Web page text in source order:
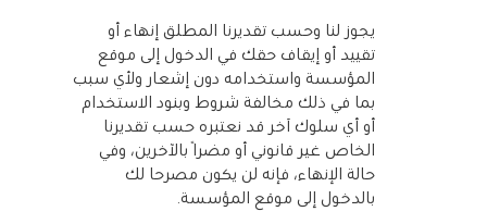
يجوز لنا وحسب تقديرنا المطلق إنهاء أو
تقييد أو إيقاف حقك في الدخول إلى موقع
المؤسسة واستخدامه دون إشعار ولأي سبب
بما في ذلك مخالفة شروط وبنود الاستخدام
أو أي سلوك آخر قد نعتبره حسب تقديرنا
الخاص غير قانوني أو مضرًا بالآخرين، وفي
حالة الإنهاء، فإنه لن يكون مصرحا لك
بالدخول إلى موقع المؤسسة.